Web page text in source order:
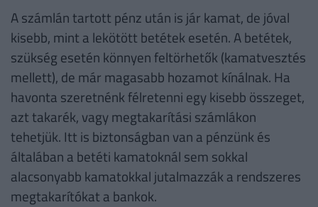
A számlán tartott pénz után is jár kamat, de jóval
kisebb, mint a lekötött betétek esetén. A betétek,
szükség esetén könnyen feltörhetők (kamatvesztés
mellett), de már magasabb hozamot kínálnak. Ha
havonta szeretnénk félretenni egy kisebb összeget,
azt takarék, vagy megtakarítási számlákon
tehetjük. Itt is biztonságban van a pénzünk és
általában a betéti kamatoknál sem sokkal
alacsonyabb kamatokkal jutalmazzák a rendszeres
megtakarítókat a bankok.